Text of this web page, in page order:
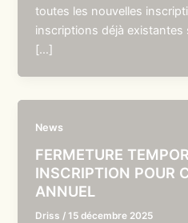
toutes les nouvelles
inscriptions déjà
[…]
News
FERMETURE
INSCRIPTION POUR
ANNUEL
Driss /15 décembre 2025